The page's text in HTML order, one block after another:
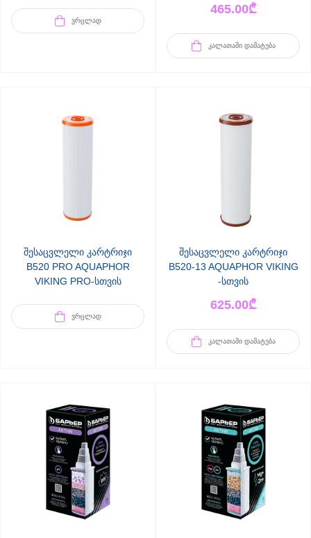
ᲕᲠᲪᲚᲐᲓ
465.00₾
ᲙᲐᲚᲐᲗᲐᲨᲘ ᲓᲐᲛᲐᲢᲔᲑᲐ
შესაცვლელი კარტრიჯი
B520 PRO AQUAPHOR
VIKING PRO-სთვის
ᲕᲠᲪᲚᲐᲓ
შესაცვლელი კარტრიჯი
B520-13 AQUAPHOR VIKING
-სთვის
625.00₾
ᲙᲐᲚᲐᲗᲐᲨᲘ ᲓᲐᲛᲐᲢᲔᲑᲐ